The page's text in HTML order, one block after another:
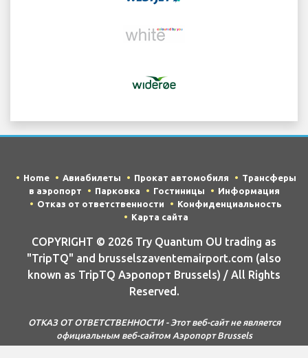
Home Авиабилеты Прокат автомобиля
Трансферы
в аэропорт
Парковка Гостиницы
Информация
Отказ от ответственности
Конфиденциальность
Карта сайта
COPYRIGHT © 2026 Try Quantum OU trading as
"TripTQ" and brusselszaventemairport.com (also
known as TripTQ Аэропорт Brussels) / All Rights
Reserved.
ОТКАЗ ОТ ОТВЕТСТВЕННОСТИ - Этот веб-сайт не является
официальным веб-сайтом Аэропорт Brussels